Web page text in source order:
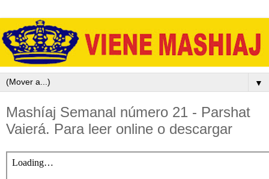
▼
Mashíaj Semanal número 21 - Parshat
Vaierá. Para leer online o descargar